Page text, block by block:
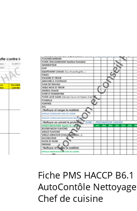
Fiche PMS HACCP B6.1
AutoContôle Nettoyage
Chef de cuisine